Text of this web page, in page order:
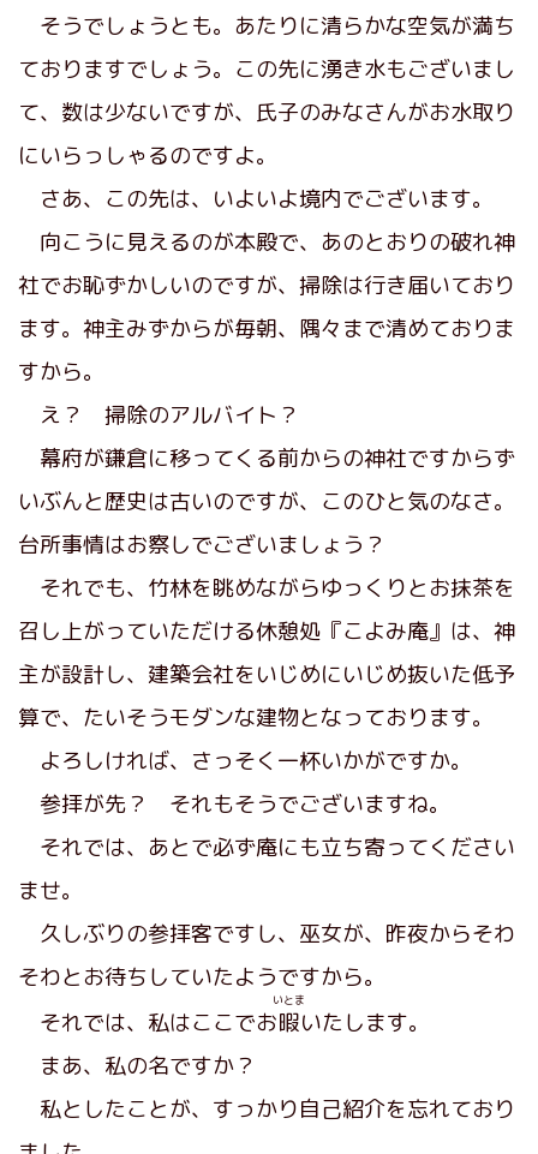
そうでしょうとも。あたりに清らかな空気が満ち
ておりますでしょう。この先に湧き水もございまし
て、数は少ないですが、氏子のみなさんがお水取り
にいらっしゃるのですよ。
さあ、この先は、いよいよ境内でございます。
向こうに見えるのが本殿で、あのとおりの破れ神
社でお恥ずかしいのですが、掃除は行き届いており
ます。神主みずからが毎朝、隅々まで清めておりま
すから。
え？ 掃除のアルバイト？
幕府が鎌倉に移ってくる前からの神社ですからず
いぶんと歴史は古いのですが、このひと気のなさ。
台所事情はお察しでございましょう？
それでも、竹林を眺めながらゆっくりとお抹茶を
召し上がっていただける休憩処『こよみ庵』は、神
主が設計し、建築会社をいじめにいじめ抜いた低予
算で、たいそうモダンな建物となっております。
よろしければ、さっそく一杯いかがですか。
参拝が先？ それもそうでございますね。
それでは、あとで必ず庵にも立ち寄ってください
ませ。
久しぶりの参拝客ですし、巫女が、昨夜からそわ
そわとお待ちしていたようですから。
それでは、私はここでお暇
いとま
いたします。
まあ、私の名ですか？
私としたことが、すっかり自己紹介を忘れており